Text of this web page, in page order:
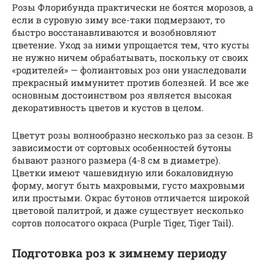
Розы Флорибунда практически не боятся морозов, а
если в суровую зиму все-таки подмерзают, то
быстро восстанавливаются и возобновляют
цветение. Уход за ними упрощается тем, что кусты
не нужно ничем обрабатывать, поскольку от своих
«родителей» — фолиантовых роз они унаследовали
прекрасный иммунитет против болезней. И все же
основным достоинством роз является высокая
декоративность цветов и кустов в целом.
Цветут розы волнообразно несколько раз за сезон. В
зависимости от сортовых особенностей бутоны
бывают разного размера (4-8 см в диаметре).
Цветки имеют чашевидную или бокаловидную
форму, могут быть махровыми, густо махровыми
или простыми. Окрас бутонов отличается широкой
цветовой палитрой, и даже существует несколько
сортов полосатого окраса (Purple Tiger, Tiger Tail).
Подготовка роз к зимнему периоду